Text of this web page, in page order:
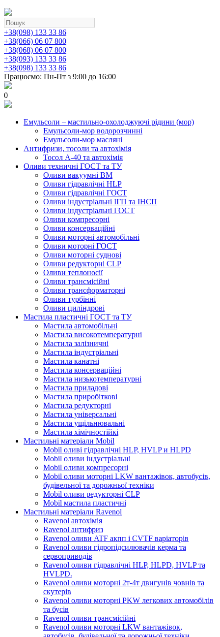
+38(098) 133 33 86
+38(066) 06 07 800
+38(068) 06 07 800
+38(093) 133 33 86
+38(098) 133 33 86
Працюємо: Пн-Пт з 9:00 до 16:00
0
Емульсоли – мастильно-охолоджуючі рідини (мор)
Емульсоли-мор водорозчинні
Емульсоли-мор масляні
Антифризи, тосоли та автохімія
Тосол А-40 та автохімія
Оливи техничні ГОСТ та ТУ
Оливи вакуумні ВМ
Оливи гідравлічні HLP
Оливи гідравлічні ГОСТ
Оливи індустріальні ІГП та ІНСП
Оливи індустріальні ГОСТ
Оливи компресорні
Оливи консерваційні
Оливи моторні автомобільні
Оливи моторні ГОСТ
Оливи моторні суднові
Оливи редукторні CLP
Оливи теплоносії
Оливи трансмісійні
Оливи трансформаторні
Оливи турбінні
Оливи циліндрові
Мастила пластичні ГОСТ та ТУ
Мастила автомобільні
Мастила високотемпературні
Мастила залізничні
Мастила індустріальні
Мастила канатні
Мастила консерваційні
Мастила низькотемпературні
Мастила приладові
Мастила приробіткові
Мастила редукторні
Мастила універсальні
Мастила ущільнювальні
Мастила хімічностійкі
Мастильні матеріали Mobil
Mobil оливі гідравлічні HLP, HVLP и HLPD
Mobil оливи індустріальні
Mobil оливи компресорні
Mobil оливи моторні LKW вантажівок, автобусів,
будівельної та дорожньої техніки
Mobil оливи редукторні CLP
Mobil мастила пластичні
Мастильні матеріали Ravenol
Ravenol автохімія
Ravenol антифриз
Ravenol оливи ATF акпп і CVTF варіаторів
Ravenol оливи гідропідсилювачів керма та
сервоприводів
Ravenol оливи гідравлічні HLP, HLPD, HVLP та
HVLPD.
Ravenol оливи моторні 2т-4т двигунів човнів та
скутерів
Ravenol оливи моторні PKW легкових автомобілів
та бусів
Ravenol оливи трансмісійні
Ravenol оливи моторні LKW вантажівок,